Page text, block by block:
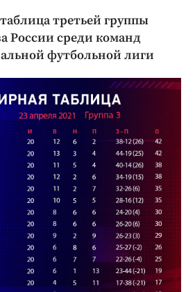
третьей группы
России среди команд
футбольной лиги